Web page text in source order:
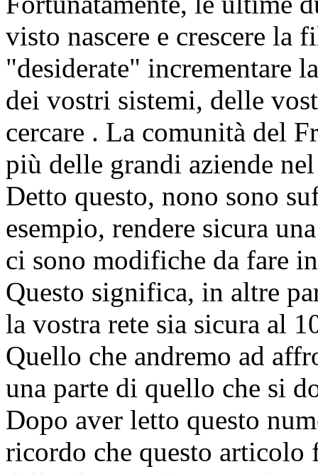
visto nascere e crescere la
"desiderate" incrementare
dei vostri sistemi, delle
cercare . La comunità del
più delle grandi aziende
Detto questo, nono sono
esempio, rendere sicura
ci sono modifiche da fare
Questo significa, in altre
la vostra rete sia sicura al
Quello che andremo ad
una parte di quello che si
Dopo aver letto questo
ricordo che questo articolo